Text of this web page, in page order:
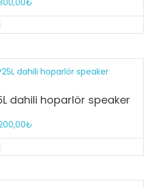
dahili hoparlör speaker
₺